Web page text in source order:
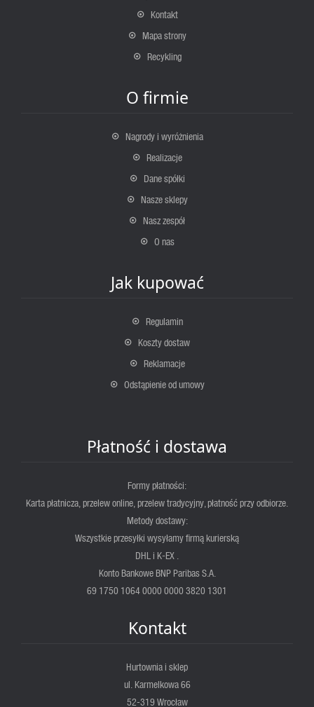
Kontakt
Mapa strony
Recykling
O firmie
Nagrody i wyróżnienia
Realizacje
Dane spółki
Nasze sklepy
Nasz zespół
O nas
Jak kupować
Regulamin
Koszty dostaw
Reklamacje
Odstąpienie od umowy
Płatność i dostawa
Formy płatności:
Karta płatnicza, przelew online, przelew tradycyjny, płatność przy odbiorze.
Metody dostawy:
Wszystkie przesyłki wysyłamy firmą kurierską
DHL i K-EX .
Konto Bankowe BNP Paribas S.A.
69 1750 1064 0000 0000 3820 1301
Kontakt
Hurtownia i sklep
ul. Karmelkowa 66
52-319 Wrocław